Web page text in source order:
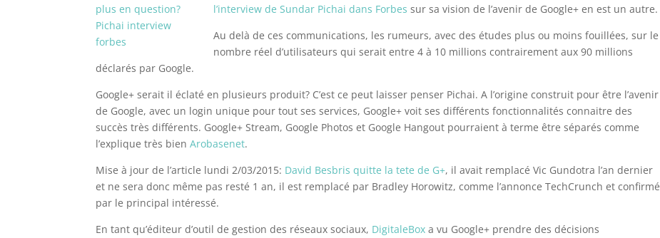
l’interview de Sundar Pichai dans Forbes sur sa vision de l’avenir de Google+ en est un autre.
Au delà de ces communications, les rumeurs, avec des études plus ou moins fouillées, sur le
nombre réel d’utilisateurs qui serait entre 4 à 10 millions contrairement aux 90 millions
déclarés par Google.
Google+ serait il éclaté en plusieurs produit? C’est ce peut laisser penser Pichai. A l’origine construit pour être l’avenir
de Google, avec un login unique pour tout ses services, Google+ voit ses différents fonctionnalités connaitre des
succès très différents. Google+ Stream, Google Photos et Google Hangout pourraient à terme être séparés comme
l’explique très bienArobasenet.
Mise à jour de l’article lundi 2/03/2015: David Besbris quitte la tete de G+, il avait remplacé Vic Gundotra l’an dernier
et ne sera donc même pas resté 1 an, il est remplacé par Bradley Horowitz, comme l’annonce TechCrunch et confirmé
par le principal intéressé.
En tant qu’éditeur d’outil de gestion des réseaux sociaux, DigitaleBox a vu Google+ prendre des décisions